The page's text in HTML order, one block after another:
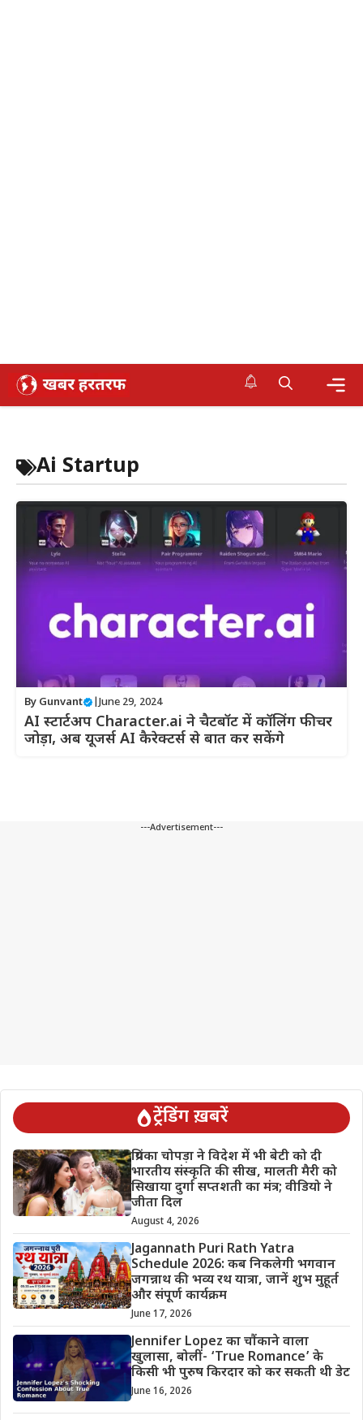
Skip
Ai Startup
By Gunvant June 29, 2024
AI स्टार्टअप Character.ai ने चैटबॉट में कॉलिंग फीचर
जोड़ा, अब यूजर्स AI कैरेक्टर्स से बात कर सकेंगे
---Advertisement---
ट्रेंडिंग ख़बरें
प्रियंका चोपड़ा ने विदेश में भी बेटी को दी
भारतीय संस्कृति की सीख, मालती मैरी को
सिखाया दुर्गा सप्तशती का मंत्र; वीडियो ने
जीता दिल
August 4, 2026
Jagannath Puri Rath Yatra
Schedule 2026: कब निकलेगी भगवान
जगन्नाथ की भव्य रथ यात्रा, जानें शुभ मुहूर्त
और संपूर्ण कार्यक्रम
June 17, 2026
Jennifer Lopez का चौंकाने वाला
खुलासा, बोलीं- ‘True Romance’ के
किसी भी पुरुष किरदार को कर सकती थी डेट
June 16, 2026